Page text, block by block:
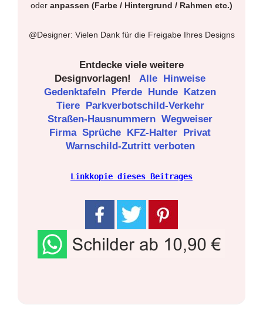
oder anpassen (Farbe / Hintergrund / Rahmen etc.)
@Designer: Vielen Dank für die Freigabe Ihres Designs
Entdecke viele weitere
Designvorlagen!
Alle Hinweise
Gedenktafeln Pferde Hunde Katzen
Tiere Parkverbotschild-Verkehr
Straßen-Hausnummern Wegweiser
Firma Sprüche KFZ-Halter Privat
Warnschild-Zutritt verboten
Linkkopie dieses Beitrages